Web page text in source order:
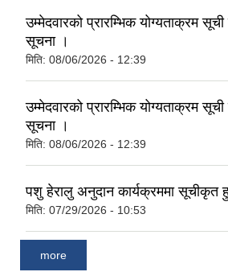
उम्मेदवारको प्रारम्भिक योग्यताक्रम
सूचना ।
मिति: 08/06/2026 - 12:39
उम्मेदवारको प्रारम्भिक योग्यताक्रम
सूचना ।
मिति: 08/06/2026 - 12:39
पशु हेरालु अनुदान कार्यक्रममा सूचीकृत
मिति: 07/29/2026 - 10:53
more